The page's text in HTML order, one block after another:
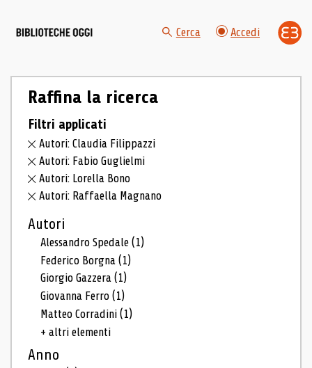
Cerca Accedi
Raffina la ricerca
Filtri applicati
Autori: Claudia Filippazzi
Autori: Fabio Guglielmi
Autori: Lorella Bono
Autori: Raffaella Magnano
Autori
Alessandro Spedale(1)
Federico Borgna(1)
Giorgio Gazzera(1)
Giovanna Ferro(1)
Matteo Corradini(1)
+ altri elementi
Anno